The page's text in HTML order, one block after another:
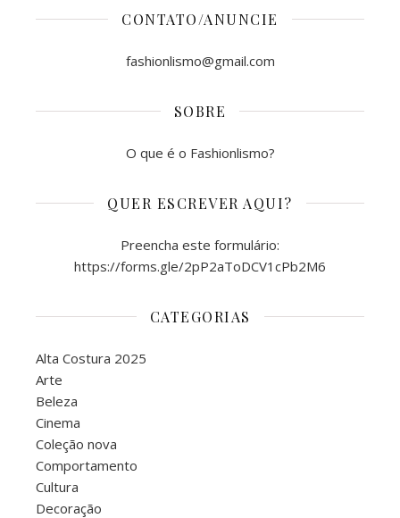
CONTATO/ANUNCIE
fashionlismo@gmail.com
SOBRE
O que é o Fashionlismo?
QUER ESCREVER AQUI?
Preencha este formulário:
https://forms.gle/2pP2aToDCV1cPb2M6
CATEGORIAS
Alta Costura 2025
Arte
Beleza
Cinema
Coleção nova
Comportamento
Cultura
Decoração